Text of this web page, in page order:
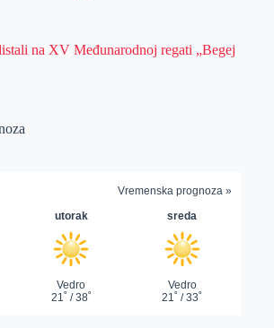
na XV Međunarodnoj regati „Begej